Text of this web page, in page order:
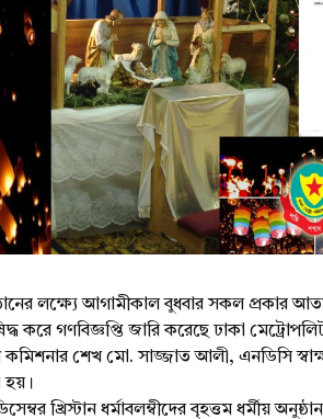
লক্ষ্যে আগামীকাল বুধবার সকল প্রকার
করে গণবিজ্ঞপ্তি জারি করেছে ঢাকা
শেখ মো. সাজ্জাত আলী, এনডিসি
হয়।
খ্রিস্টান ধর্মাবলম্বীদের বৃহত্তম ধর্মীয়